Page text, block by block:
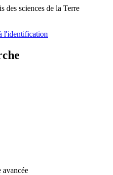
des sciences de la Terre
l'identification
avancée